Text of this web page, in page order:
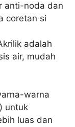
anti-noda dan
coretan si
adalah
air, mudah
warna
untuk
luas dan